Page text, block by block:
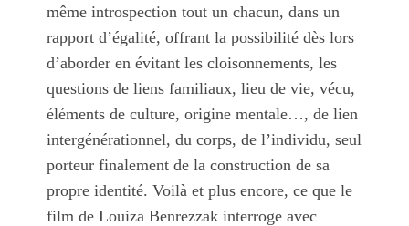
même introspection tout un chacun, dans un
rapport d’égalité, offrant la possibilité dès lors
d’aborder en évitant les cloisonnements, les
questions de liens familiaux, lieu de vie, vécu,
éléments de culture, origine mentale…, de lien
intergénérationnel, du corps, de l’individu, seul
porteur finalement de la construction de sa
propre identité. Voilà et plus encore, ce que le
film de Louiza Benrezzak interroge avec